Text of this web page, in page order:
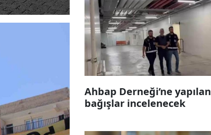
Ahbap Derneği’ne yapılan
bağışlar incelenecek